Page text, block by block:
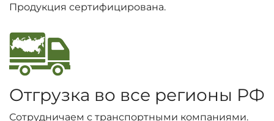
Продукция сертифицирована.
Отгрузка во все регионы РФ
Сотрудничаем с транспортными компаниями.